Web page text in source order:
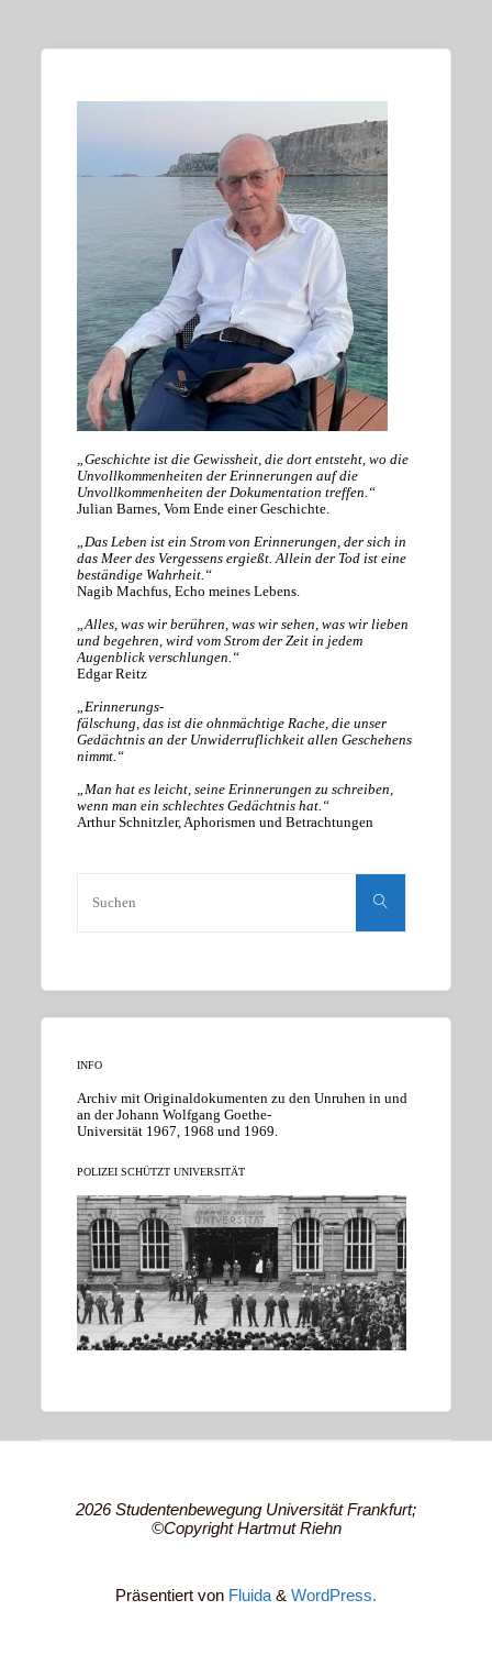
„Geschichte ist die Gewissheit, die dort entsteht, wo die
Unvollkommenheiten der Erinnerungen auf die
Unvollkommenheiten der Dokumentation treffen.“
Julian Barnes, Vom Ende einer Geschichte.
„Das Leben ist ein Strom von Erinnerungen, der sich in
das Meer des Vergessens ergießt. Allein der Tod ist eine
beständige Wahrheit.“
Nagib Machfus, Echo meines Lebens.
„Alles, was wir berühren, was wir sehen, was wir lieben
und begehren, wird vom Strom der Zeit in jedem
Augenblick verschlungen.“
Edgar Reitz
„Erinnerungs-
fälschung, das ist die ohnmächtige Rache, die unser
Gedächtnis an der Unwiderruflichkeit allen Geschehens
nimmt.“
„Man hat es leicht, seine Erinnerungen zu schreiben,
wenn man ein schlechtes Gedächtnis hat.“
Arthur Schnitzler, Aphorismen und Betrachtungen
Suchen
INFO
Archiv mit Originaldokumenten zu den Unruhen in und
an der Johann Wolfgang Goethe-
Universität 1967, 1968 und 1969.
POLIZEI SCHÜTZT UNIVERSITÄT
2026 Studentenbewegung Universität Frankfurt;
©Copyright Hartmut Riehn
Präsentiert von Fluida & WordPress.